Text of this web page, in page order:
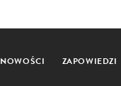
NOWOŚCI ZAPOWIEDZI